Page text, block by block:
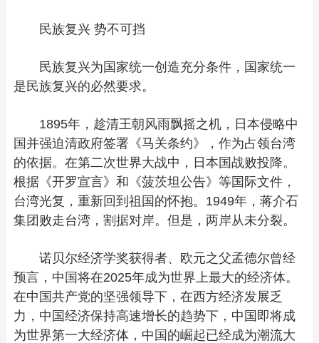
民族复兴 势不可挡
民族复兴为国家统一创造充分条件，国家统一
是民族复兴的必然要求。
1895年，趁清王朝风雨飘摇之机，日本侵略中
国并强迫清政府签署《马关条约》，作为占领台湾
的依据。在第二次世界大战中，日本国战败投降。
根据《开罗宣言》和《菠茨坦公告》等国际文件，
台湾光复，重新回到祖国的怀抱。1949年，蒋介石
集团败走台湾，割据对岸。但是，两岸从未分裂。
诺贝尔经济学奖获得者、欧元之父孟德尔曾经
预言，中国将在2025年成为世界上最大的经济体。
在中国共产党的坚强领导下，在西方经济发展乏
力，中国经济保持高速增长的趋势下，中国即将成
为世界第一大经济体，中国的崛起已经成为潮流大